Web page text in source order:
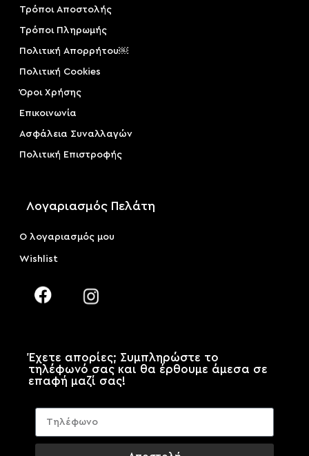
Τρόποι Αποστολής
Τρόποι Πληρωμής
Πολιτική Απορρήτου￼
Πολιτική Cookies
Όροι Χρήσης
Επικοινωνία
Ασφάλεια Συναλλαγών
Πολιτική Επιστροφής
Λογαριασμός Πελάτη
Ο λογαριασμός μου
Wishlist
Έχετε απορίες; Συμπληρώστε το
τηλέφωνό σας και θα έρθουμε άμεσα σε
επαφή μαζί σας!